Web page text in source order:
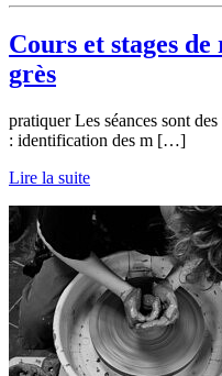
Cours et stages
grès
pratiquer Les séances sont
: identification des m […]
Lire la suite